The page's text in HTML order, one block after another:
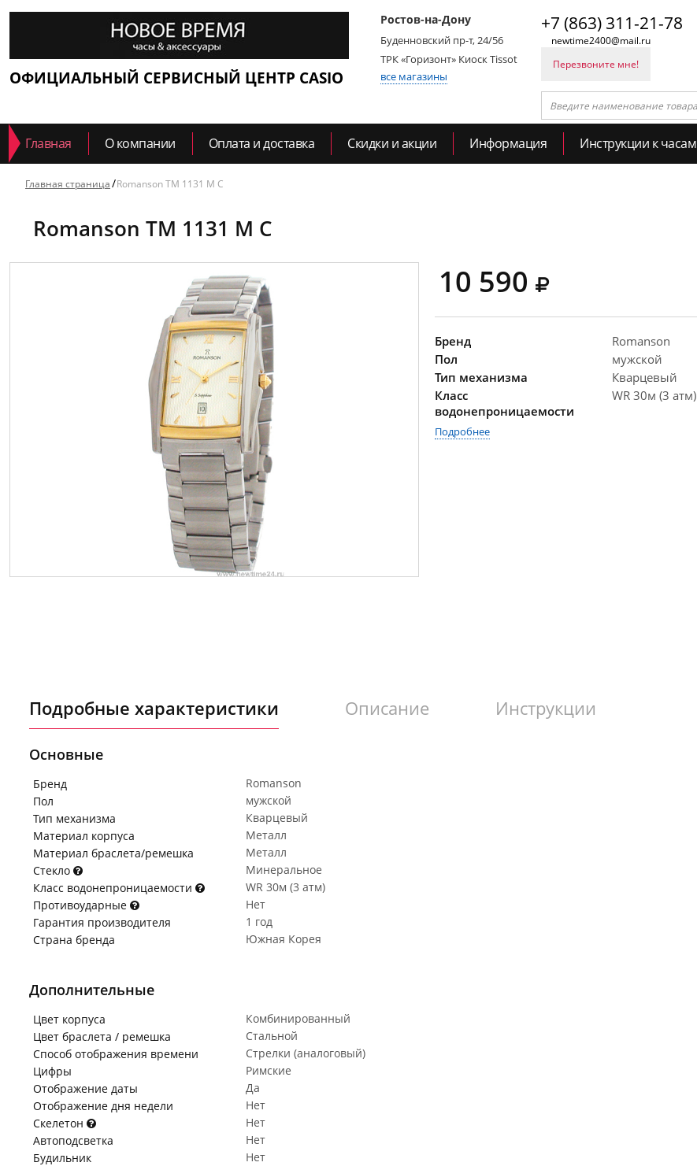
ОФИЦИАЛЬНЫЙ СЕРВИСНЫЙ ЦЕНТР CASIO
Ростов-на-Дону
Буденновский пр-т, 24/56
ТРК «Горизонт» Киоск Tissot
все магазины
+7 (863) 311-21-78
newtime2400@mail.ru
Перезвоните мне!
Главная О компании Оплата и доставка Скидки и акции Информация Инструкции к часам
Главная страница Romanson TM 1131 M C
Romanson TM 1131 M C
10 590
Бренд
Romanson
Пол
мужской
Тип механизма
Кварцевый
Класс
водонепроницаемости
WR 30м (3 атм)
Подробнее
Подробные характеристики Описание Инструкции
Основные
Бренд
Romanson
Пол
мужской
Тип механизма
Кварцевый
Материал корпуса
Металл
Материал браслета/ремешка
Металл
Стекло
Минеральное
Класс водонепроницаемости
WR 30м (3 атм)
Противоударные
Нет
Гарантия производителя
1 год
Страна бренда
Южная Корея
Дополнительные
Цвет корпуса
Комбинированный
Цвет браслета / ремешка
Стальной
Способ отображения времени
Стрелки (аналоговый)
Цифры
Римские
Отображение даты
Да
Отображение дня недели
Нет
Скелетон
Нет
Автоподсветка
Нет
Будильник
Нет